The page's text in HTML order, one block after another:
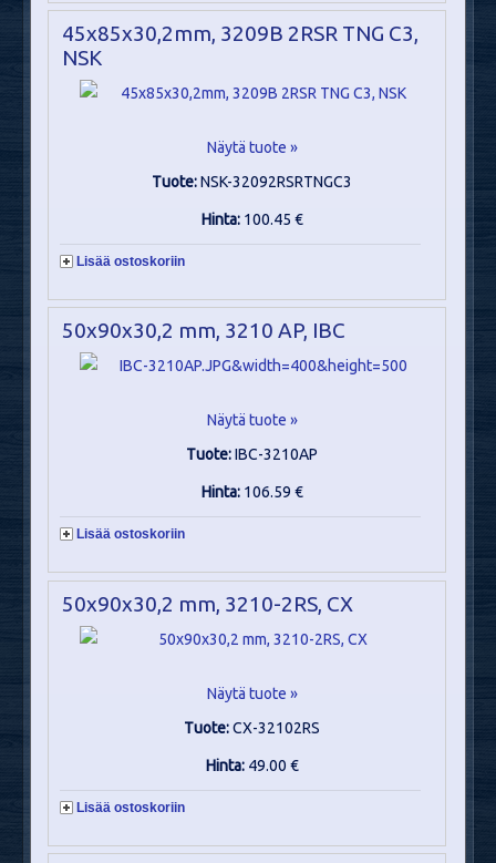
45x85x30,2mm, 3209B 2RSR TNG C3,
NSK
Näytä tuote »
Tuote:NSK-32092RSRTNGC3
Hinta: 100.45 €
Lisää ostoskoriin
50x90x30,2 mm, 3210 AP, IBC
Näytä tuote »
Tuote:IBC-3210AP
Hinta: 106.59 €
Lisää ostoskoriin
50x90x30,2 mm, 3210-2RS, CX
Näytä tuote »
Tuote:CX-32102RS
Hinta: 49.00 €
Lisää ostoskoriin